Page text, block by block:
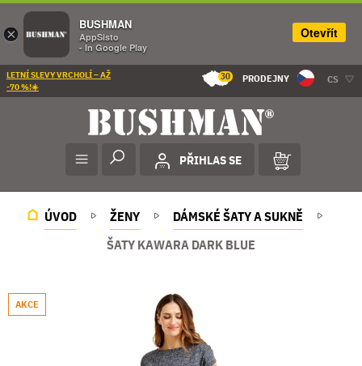
LETNÍ SLEVY VRCHOLÍ – AŽ
-70 %!☀️
30 PRODEJNY CS
PŘIHLAS SE
ÚVOD ŽENY
DÁMSKÉ ŠATY A SUKNĚ
ŠATY KAWARA DARK BLUE
AKCE
×
BUSHMAN
AppSisto
- In Google Play
Otevřít